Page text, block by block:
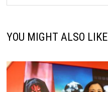
YOU MIGHT ALSO LIKE